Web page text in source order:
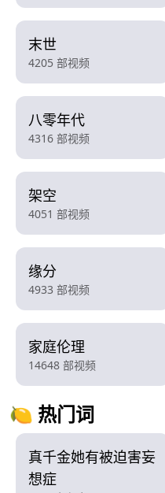
末世
4205 部视频
八零年代
4316 部视频
架空
4051 部视频
缘分
4933 部视频
家庭伦理
14648 部视频
🍋 热门词
真千金她有被迫害妄
想症